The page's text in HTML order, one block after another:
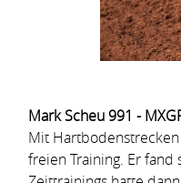
Mark Scheu 991 -
Mit
freien Training. Er